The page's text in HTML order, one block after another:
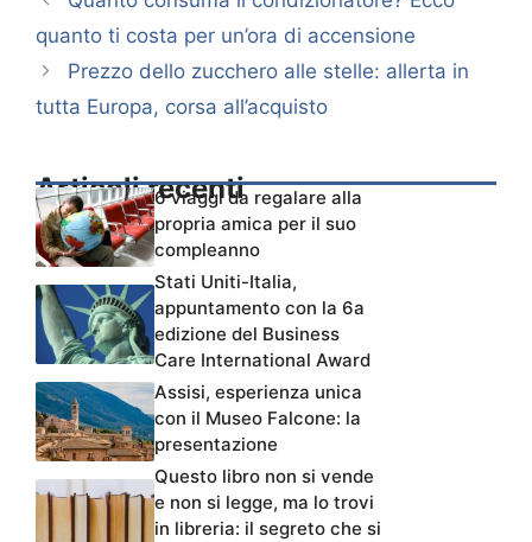
quanto ti costa per un’ora di accensione
Prezzo dello zucchero alle stelle: allerta in
tutta Europa, corsa all’acquisto
Articoli recenti6 viaggi da regalare alla
propria amica per il suo
compleanno
Stati Uniti-Italia,
appuntamento con la 6a
edizione del Business
Care International Award
Assisi, esperienza unica
con il Museo Falcone: la
presentazione
Questo libro non si vende
e non si legge, ma lo trovi
in libreria: il segreto che si